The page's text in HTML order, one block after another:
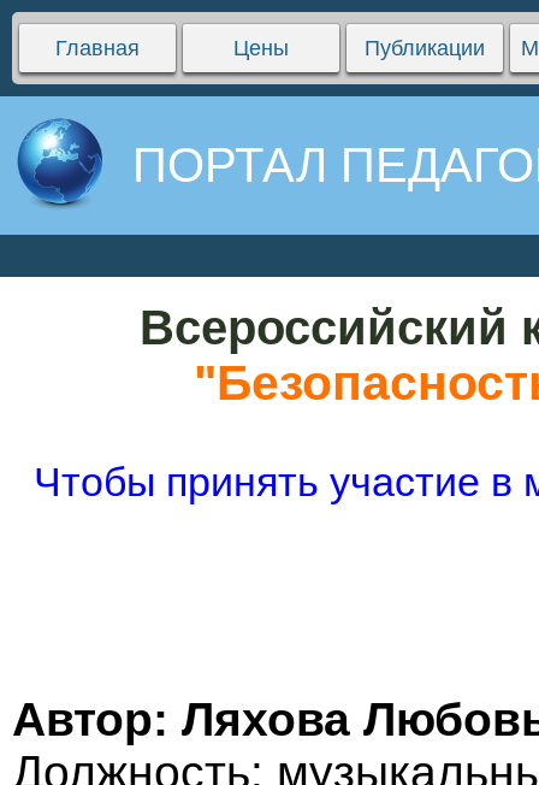
Главная Цены Публикации
ПОРТАЛ
Всероссийский
Чтобы принять участие
Автор: Ляхова
Должность: